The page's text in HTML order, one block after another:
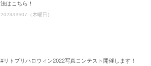
法はこちら！
2023/09/07（木曜日）
#リトプリハロウィン2022写真コンテスト開催します！